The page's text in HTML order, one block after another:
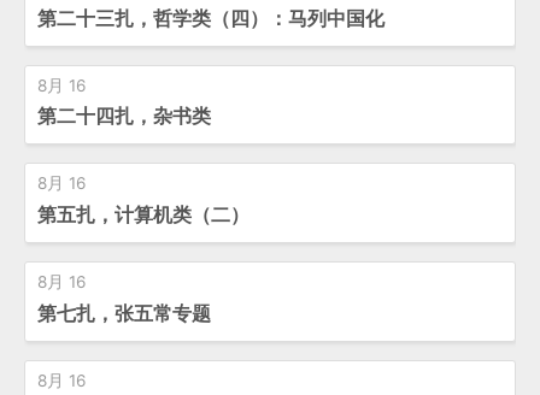
第二十三扎，哲学类（四）：马列中国化
8月 16
第二十四扎，杂书类
8月 16
第五扎，计算机类（二）
8月 16
第七扎，张五常专题
8月 16